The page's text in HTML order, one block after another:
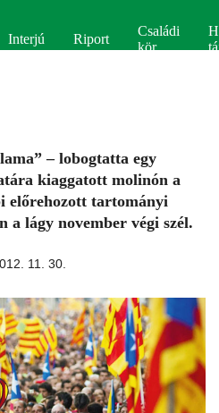
Interjú Riport
Családi
kör
– lobogtatta egy
kiaggatott molinón a
előrehozott tartományi
a lágy november végi szél.
11. 30.